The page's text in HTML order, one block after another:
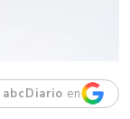
abcDiario en